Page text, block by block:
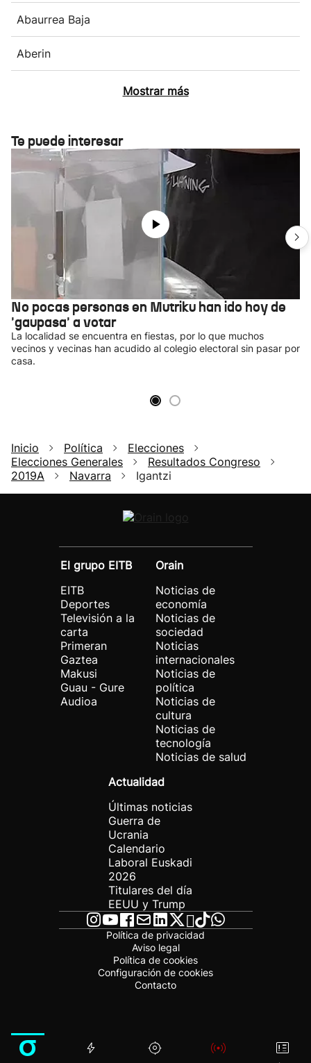
Abaurrea Baja
Aberin
Mostrar más
Te puede interesar
No pocas personas en Mutriku han ido hoy de
'gaupasa' a votar
La localidad se encuentra en fiestas, por lo que muchos
vecinos y vecinas han acudido al colegio electoral sin pasar por
casa.
Inicio Política
Elecciones
Elecciones Generales
Resultados Congreso
2019A
Navarra Igantzi
El grupo EITB
EITB
Deportes
Televisión a la
carta
Primeran
Gaztea
Makusi
Guau - Gure
Audioa
Orain
Noticias de
economía
Noticias de
sociedad
Noticias
internacionales
Noticias de
política
Noticias de
cultura
Noticias de
tecnología
Noticias de salud
Actualidad
Últimas noticias
Guerra de
Ucrania
Calendario
Laboral Euskadi
2026
Titulares del día
EEUU y Trump
Política de privacidad
Aviso legal
Política de cookies
Configuración de cookies
Contacto